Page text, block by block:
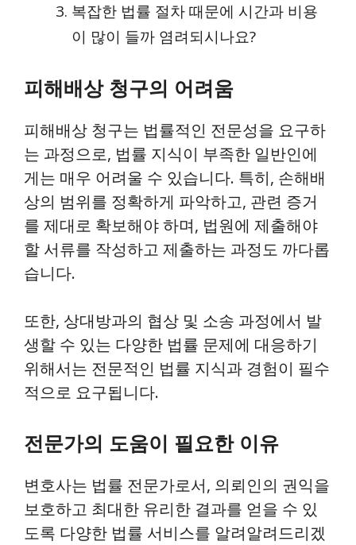
복잡한 법률 절차 때문에 시간과 비용
이 많이 들까 염려되시나요?
피해배상 청구의 어려움
피해배상 청구는 법률적인 전문성을 요구하
는 과정으로, 법률 지식이 부족한 일반인에
게는 매우 어려울 수 있습니다. 특히, 손해배
상의 범위를 정확하게 파악하고, 관련 증거
를 제대로 확보해야 하며, 법원에 제출해야
할 서류를 작성하고 제출하는 과정도 까다롭
습니다.
또한, 상대방과의 협상 및 소송 과정에서 발
생할 수 있는 다양한 법률 문제에 대응하기
위해서는 전문적인 법률 지식과 경험이 필수
적으로 요구됩니다.
전문가의 도움이 필요한 이유
변호사는 법률 전문가로서, 의뢰인의 권익을
보호하고 최대한 유리한 결과를 얻을 수 있
도록 다양한 법률 서비스를 알려알려드리겠